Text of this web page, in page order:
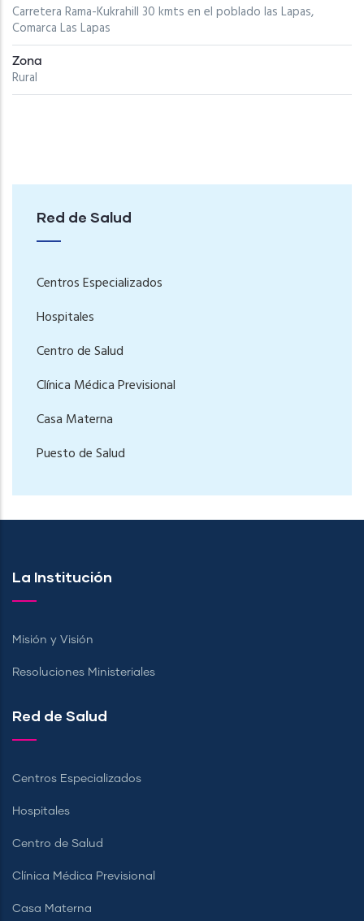
Carretera Rama-Kukrahill 30 kmts en el poblado las Lapas,
Comarca Las Lapas
Zona
Rural
Red de Salud
Centros Especializados
Hospitales
Centro de Salud
Clínica Médica Previsional
Casa Materna
Puesto de Salud
La Institución
Misión y Visión
Resoluciones Ministeriales
Red de Salud
Centros Especializados
Hospitales
Centro de Salud
Clínica Médica Previsional
Casa Materna